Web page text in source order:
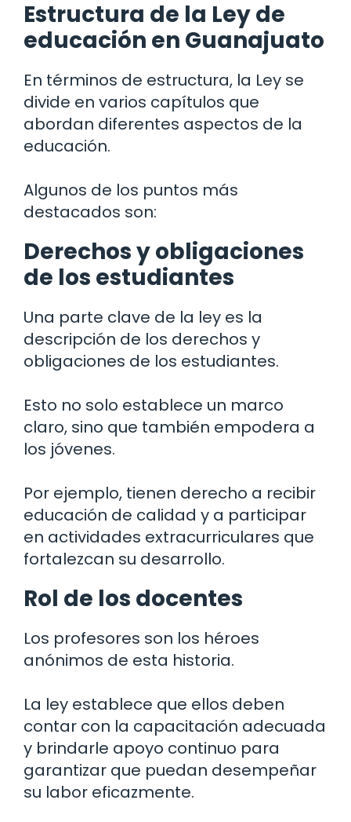
Estructura de la Ley de
educación en Guanajuato
En términos de estructura, la Ley se
divide en varios capítulos que
abordan diferentes aspectos de la
educación.
Algunos de los puntos más
destacados son:
Derechos y obligaciones
de los estudiantes
Una parte clave de la ley es la
descripción de los derechos y
obligaciones de los estudiantes.
Esto no solo establece un marco
claro, sino que también empodera a
los jóvenes.
Por ejemplo, tienen derecho a recibir
educación de calidad y a participar
en actividades extracurriculares que
fortalezcan su desarrollo.
Rol de los docentes
Los profesores son los héroes
anónimos de esta historia.
La ley establece que ellos deben
contar con la capacitación adecuada
y brindarle apoyo continuo para
garantizar que puedan desempeñar
su labor eficazmente.